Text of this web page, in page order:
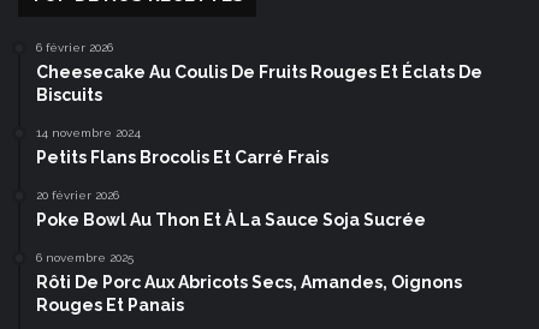
6 février 2026
Cheesecake Au Coulis De Fruits Rouges Et Éclats De
Biscuits
14 novembre 2024
Petits Flans Brocolis Et Carré Frais
20 février 2026
Poke Bowl Au Thon Et À La Sauce Soja Sucrée
6 novembre 2025
Rôti De Porc Aux Abricots Secs, Amandes, Oignons
Rouges Et Panais